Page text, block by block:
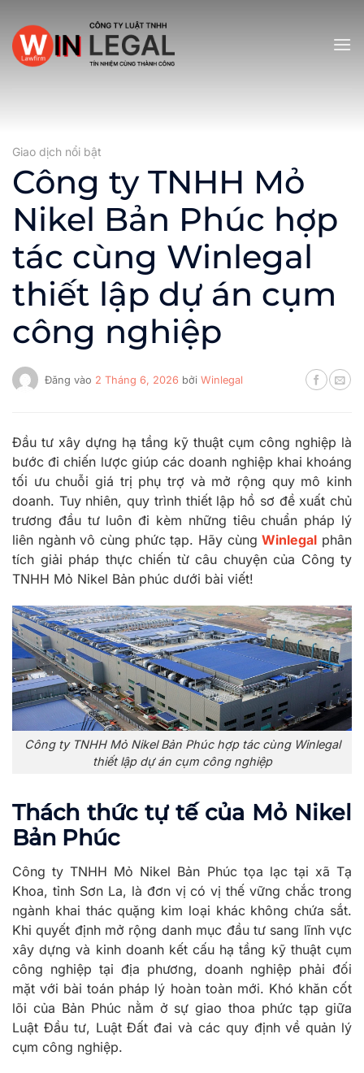
qua
nội
dung
Giao dịch nổi bật
Công ty TNHH Mỏ
Nikel Bản Phúc hợp
tác cùng Winlegal
thiết lập dự án cụm
công nghiệp
Đăng vào 2 Tháng 6, 2026 bởi Winlegal
Đầu tư xây dựng hạ tầng kỹ thuật cụm công nghiệp là
bước đi chiến lược giúp các doanh nghiệp khai khoáng
tối ưu chuỗi giá trị phụ trợ và mở rộng quy mô kinh
doanh. Tuy nhiên, quy trình thiết lập hồ sơ đề xuất chủ
trương đầu tư luôn đi kèm những tiêu chuẩn pháp lý
liên ngành vô cùng phức tạp. Hãy cùngWinlegal phân
tích giải pháp thực chiến từ câu chuyện của Công ty
TNHH Mỏ Nikel Bản phúc dưới bài viết!
Công ty TNHH Mỏ Nikel Bản Phúc hợp tác cùng Winlegal
thiết lập dự án cụm công nghiệp
Thách thức tự tế của Mỏ Nikel
Bản Phúc
Công ty TNHH Mỏ Nikel Bản Phúc tọa lạc tại xã Tạ
Khoa, tỉnh Sơn La, là đơn vị có vị thế vững chắc trong
ngành khai thác quặng kim loại khác không chứa sắt.
Khi quyết định mở rộng danh mục đầu tư sang lĩnh vực
xây dựng và kinh doanh kết cấu hạ tầng kỹ thuật cụm
công nghiệp tại địa phương, doanh nghiệp phải đối
mặt với bài toán pháp lý hoàn toàn mới. Khó khăn cốt
lõi của Bản Phúc nằm ở sự giao thoa phức tạp giữa
Luật Đầu tư, Luật Đất đai và các quy định về quản lý
cụm công nghiệp.